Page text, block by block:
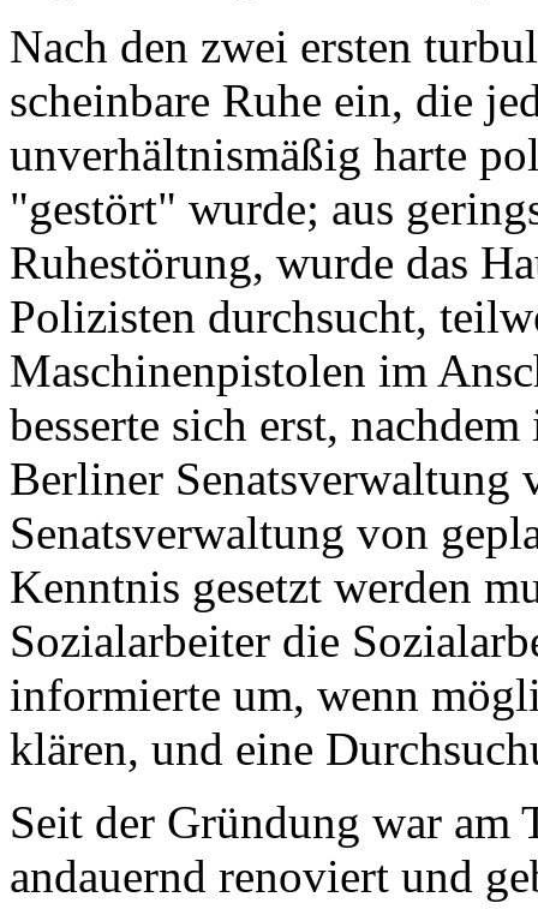
Nach den zwei ersten
scheinbare Ruhe ein, die
unverhältnismäßig harte
"gestört" wurde; aus
Ruhestörung, wurde das
Polizisten durchsucht,
Maschinenpistolen im
besserte sich erst,
Berliner Senatsverwaltung
Senatsverwaltung von
Kenntnis gesetzt werden
Sozialarbeiter die
informierte um, wenn
klären, und eine
Seit der Gründung war
andauernd renoviert und